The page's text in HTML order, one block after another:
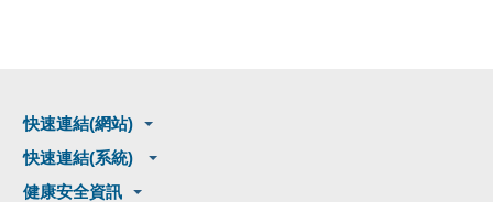
快速連結(網站)
快速連結(系統)
健康安全資訊